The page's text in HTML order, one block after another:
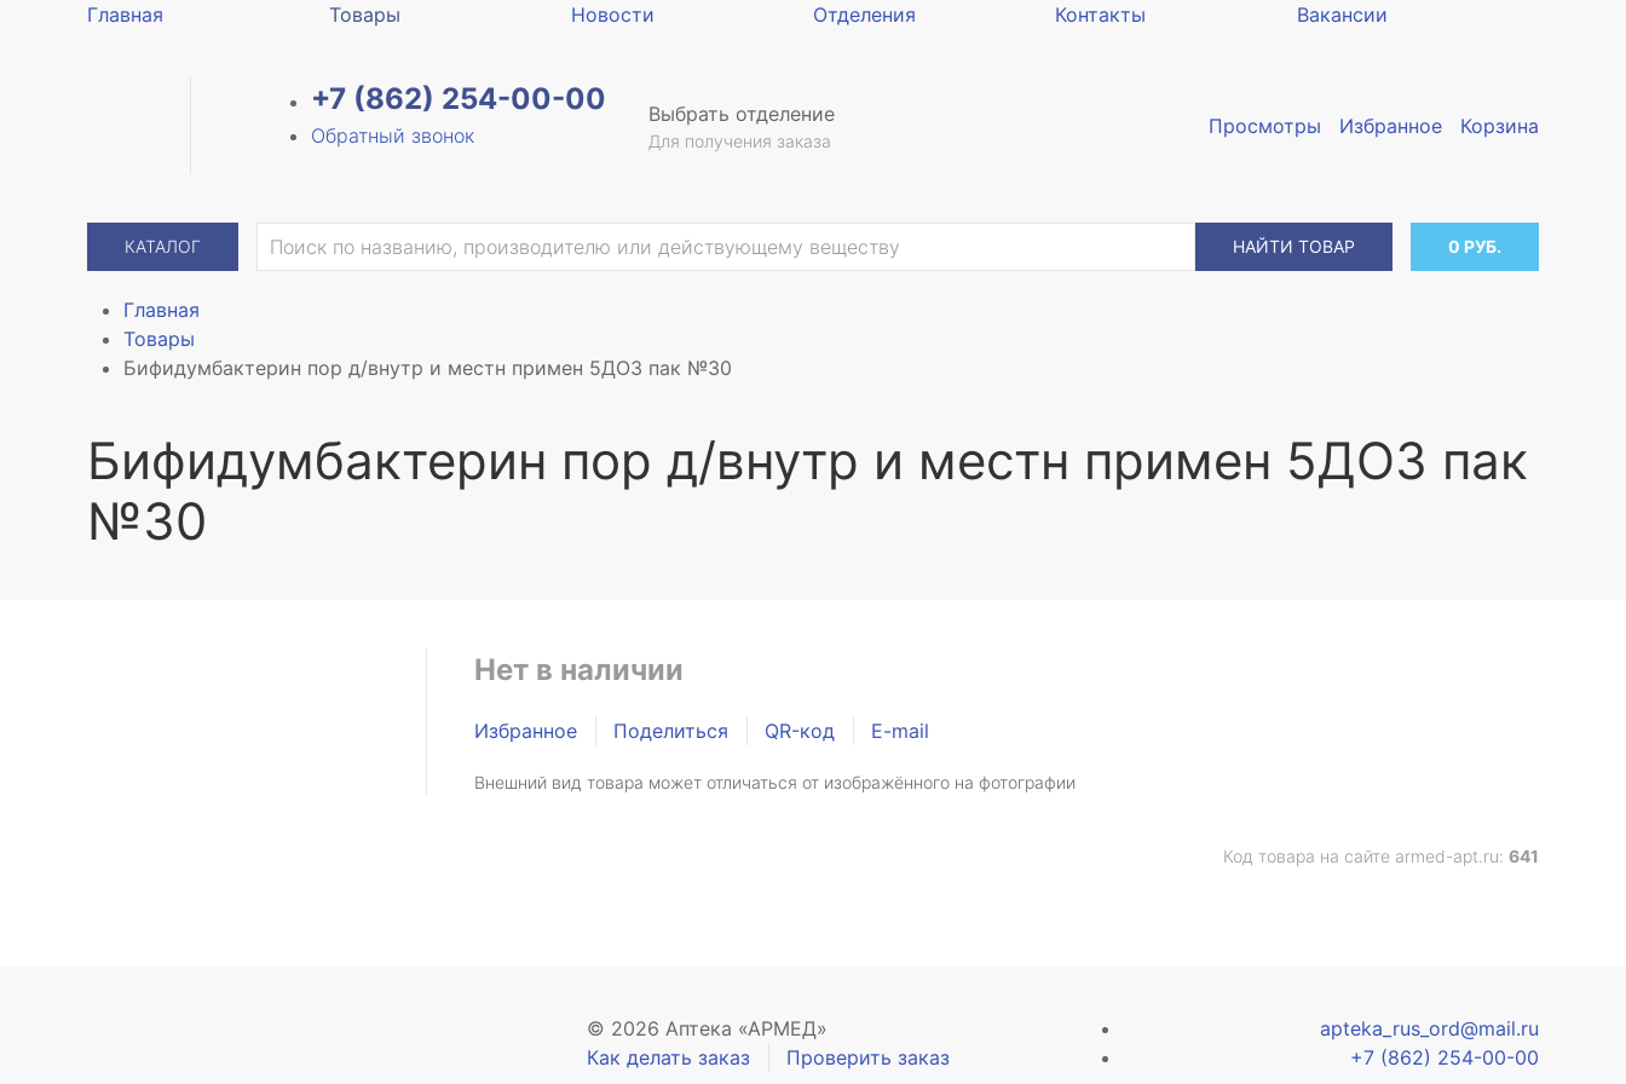
Главная Товары Новости Отделения Контакты Вакансии
+7 (862) 254-00-00
Обратный звонок
Выбрать отделение
Для получения заказа
Просмотры Избранное Корзина
КАТАЛОГ НАЙТИ ТОВАР 0 РУБ.
Главная
Товары
Бифидумбактерин пор д/внутр и местн примен 5ДОЗ пак №30
Бифидумбактерин пор д/внутр и местн примен 5ДОЗ пак
№30
Нет в наличии
Избранное Поделиться QR-код E-mail
Внешний вид товара может отличаться от изображённого на фотографии
Код товара на сайте armed-apt.ru: 641
© 2026 Аптека «АРМЕД»
Как делать заказ
Проверить заказ
apteka_rus_ord@mail.ru
+7 (862) 254-00-00